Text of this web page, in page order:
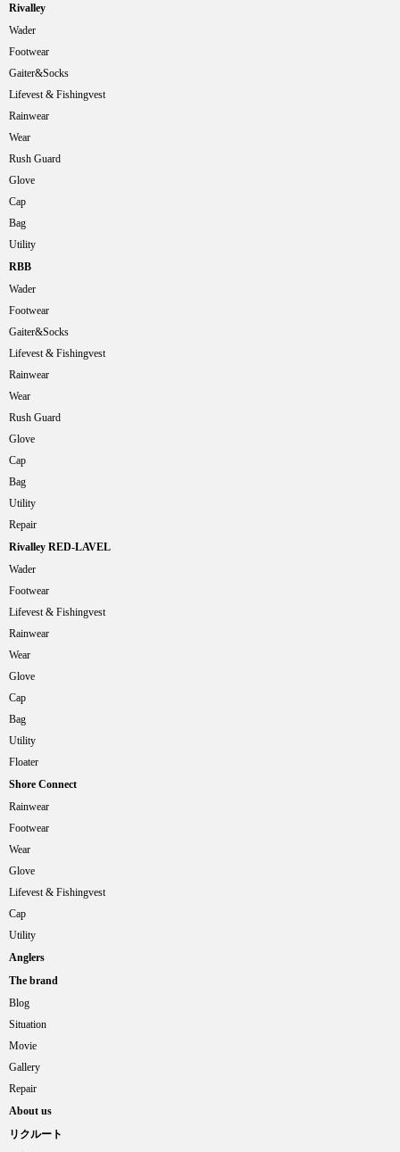
Rivalley
Wader
Footwear
Gaiter&Socks
Lifevest & Fishingvest
Rainwear
Wear
Rush Guard
Glove
Cap
Bag
Utility
RBB
Wader
Footwear
Gaiter&Socks
Lifevest & Fishingvest
Rainwear
Wear
Rush Guard
Glove
Cap
Bag
Utility
Repair
Rivalley RED-LAVEL
Wader
Footwear
Lifevest & Fishingvest
Rainwear
Wear
Glove
Cap
Bag
Utility
Floater
Shore Connect
Rainwear
Footwear
Wear
Glove
Lifevest & Fishingvest
Cap
Utility
Anglers
The brand
Blog
Situation
Movie
Gallery
Repair
About us
リクルート